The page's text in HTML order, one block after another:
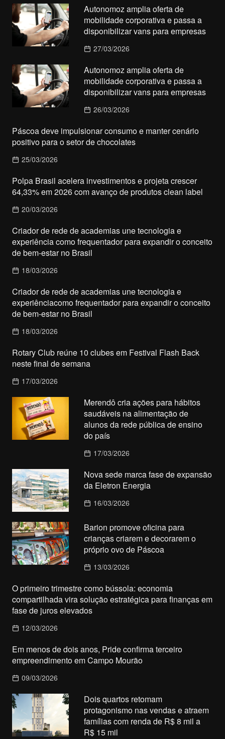
Autonomoz amplia oferta de
mobilidade corporativa e passa a
disponibilizar vans para empresas
27/03/2026
Autonomoz amplia oferta de
mobilidade corporativa e passa a
disponibilizar vans para empresas
26/03/2026
Páscoa deve impulsionar consumo e manter cenário
positivo para o setor de chocolates
25/03/2026
Polpa Brasil acelera investimentos e projeta crescer
64,33% em 2026 com avanço de produtos clean label
20/03/2026
Criador de rede de academias une tecnologia e
experiência como frequentador para expandir o conceito
de bem-estar no Brasil
18/03/2026
Criador de rede de academias une tecnologia e
experiênciacomo frequentador para expandir o conceito
de bem-estar no Brasil
18/03/2026
Rotary Club reúne 10 clubes em Festival Flash Back
neste final de semana
17/03/2026
Merendô cria ações para hábitos
saudáveis na alimentação de
alunos da rede pública de ensino
do país
17/03/2026
Nova sede marca fase de expansão
da Eletron Energia
16/03/2026
Barion promove oficina para
crianças criarem e decorarem o
próprio ovo de Páscoa
13/03/2026
O primeiro trimestre como bússola: economia
compartilhada vira solução estratégica para finanças em
fase de juros elevados
12/03/2026
Em menos de dois anos, Pride confirma terceiro
empreendimento em Campo Mourão
09/03/2026
Dois quartos retomam
protagonismo nas vendas e atraem
famílias com renda de R$ 8 mil a
R$ 15 mil